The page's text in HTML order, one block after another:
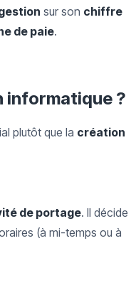
sur son chiffre
de paie.
informatique ?
plutôt que la création
de portage. Il décide
(à mi-temps ou à